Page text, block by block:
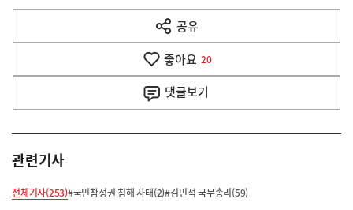
다
음
공유
열
기
좋아요 20
댓글보기
관련기사
전체기사(253)#국민참정권 침해 사태(2)#김민석 국무총리(59)